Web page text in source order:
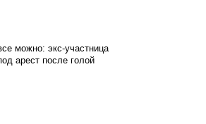
можно: экс-участница
арест после голой